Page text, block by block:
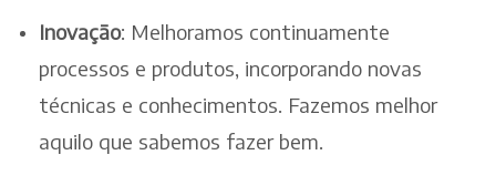
Inovação: Melhoramos continuamente
processos e produtos, incorporando novas
técnicas e conhecimentos. Fazemos melhor
aquilo que sabemos fazer bem.